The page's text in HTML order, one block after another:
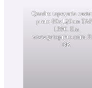
Quadro tapeçaria
preto 80x120cm
139€. Em
www.gatopreto.com.
DR